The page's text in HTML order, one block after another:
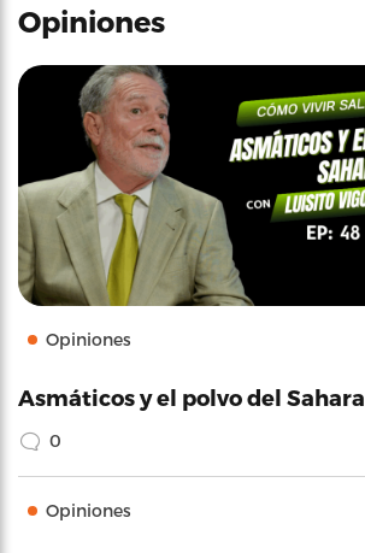
Opiniones
Opiniones
Asmáticos y el polvo del Sahara
0
Opiniones